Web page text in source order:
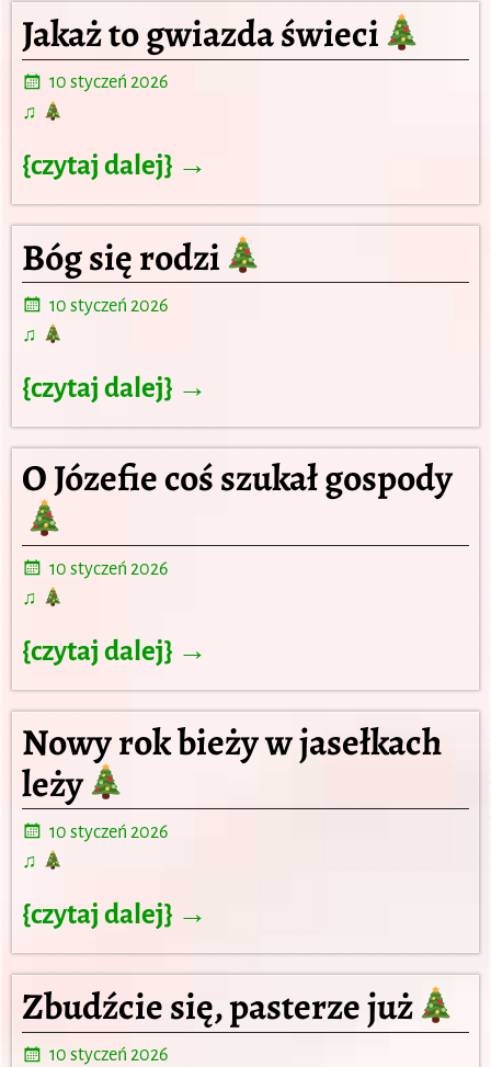
Jakaż to gwiazda świeci
10 styczeń 2026
♫
{czytaj dalej} →
Bóg się rodzi
10 styczeń 2026
♫
{czytaj dalej} →
O Józefie coś szukał gospody
10 styczeń 2026
♫
{czytaj dalej} →
Nowy rok bieży w jasełkach
leży
10 styczeń 2026
♫
{czytaj dalej} →
Zbudźcie się, pasterze już
10 styczeń 2026